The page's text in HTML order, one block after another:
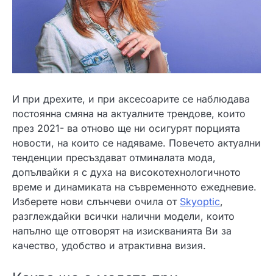
И при дрехите, и при аксесоарите се наблюдава
постоянна смяна на актуалните трендове, които
през 2021- ва отново ще ни осигурят порцията
новости, на които се надяваме. Повечето актуални
тенденции пресъздават отминалата мода,
допълвайки я с духа на високотехнологичното
време и динамиката на съвременното ежедневие.
Изберете нови слънчеви очила от Skyoptic,
разглеждайки всички налични модели, които
напълно ще отговорят на изискванията Ви за
качество, удобство и атрактивна визия.